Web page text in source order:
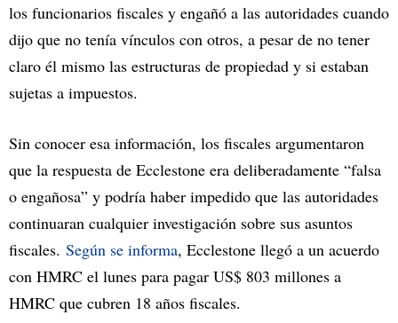
los funcionarios fiscales y engañó a las autoridades cuando
dijo que no tenía vínculos con otros, a pesar de no tener
claro él mismo las estructuras de propiedad y si estaban
sujetas a impuestos.
Sin conocer esa información, los fiscales argumentaron
que la respuesta de Ecclestone era deliberadamente “falsa
o engañosa” y podría haber impedido que las autoridades
continuaran cualquier investigación sobre sus asuntos
fiscales. Según se informa, Ecclestone llegó a un acuerdo
con HMRC el lunes para pagar US$ 803 millones a
HMRC que cubren 18 años fiscales.